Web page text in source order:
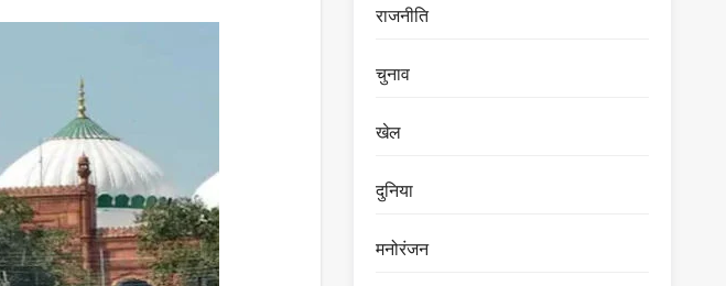
राजनीति
चुनाव
खेल
दुनिया
मनोरंजन